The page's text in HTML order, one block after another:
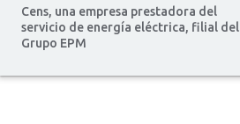
Cens, una empresa prestadora del
servicio de energía eléctrica, filial del
Grupo EPM